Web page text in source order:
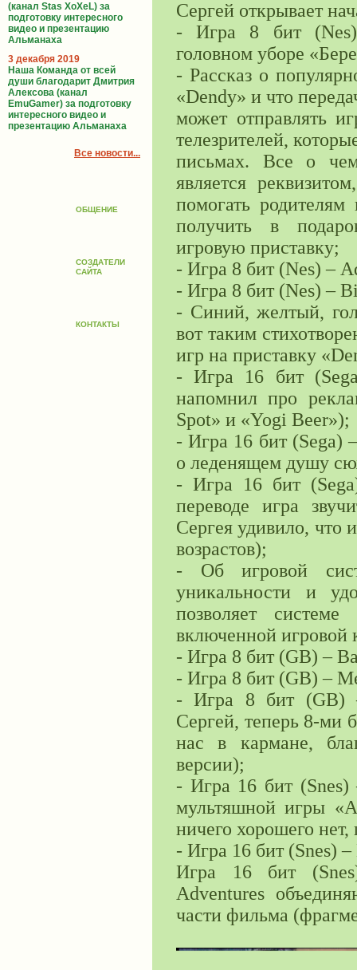
(канал Stas XoXeL) за
подготовку интересного
видео и презентацию
Альманаха
3 декабря 2019
Наша Команда от всей
души благодарит Дмитрия
Алексова (канал
EmuGamer) за подготовку
интересного видео и
презентацию Альманаха
Все новости...
ОБЩЕНИЕ
СОЗДАТЕЛИ
САЙТА
КОНТАКТЫ
Сергей открывает
- Игра 8 бит
головном уборе
- Рассказ о
«Dendy» и что
может отправлять
телезрителей,
письмах. Все о
является
помогать
получить в
игровую приставку;
- Игра 8 бит (Nes) –
- Игра 8 бит (Nes) –
- Синий, желтый,
вот таким
игр на приставку
- Игра 16 бит
напомнил про
Spot» и «Yogi Beer»);
- Игра 16 бит (Sega)
о леденящем душу
- Игра 16 бит
переводе игра
Сергея удивило, что
возрастов);
- Об игровой
уникальности и
позволяет
включенной игровой
- Игра 8 бит (GB) –
- Игра 8 бит (GB) –
- Игра 8 бит (GB)
Сергей, теперь 8-ми
нас в кармане,
версии);
- Игра 16 бит
мультяшной игры
ничего хорошего
- Игра 16 бит (Snes)
Игра 16 бит
Adventures
части фильма